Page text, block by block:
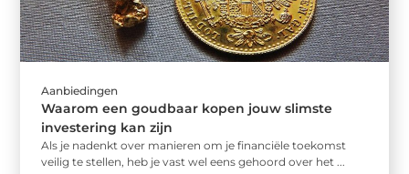
Aanbiedingen
Waarom een goudbaar kopen jouw slimste
investering kan zijn
Als je nadenkt over manieren om je financiële toekomst
veilig te stellen, heb je vast wel eens gehoord over het ...